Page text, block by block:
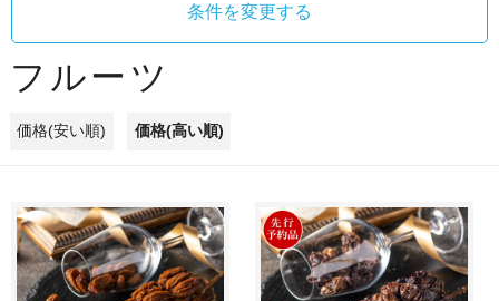
条件を変更する
フルーツ
価格(安い順) 価格(高い順)